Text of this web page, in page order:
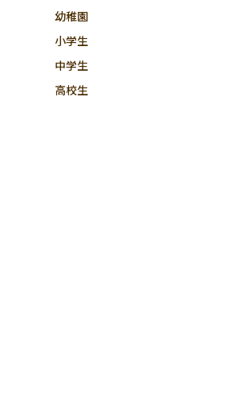
幼稚園
小学生
中学生
高校生